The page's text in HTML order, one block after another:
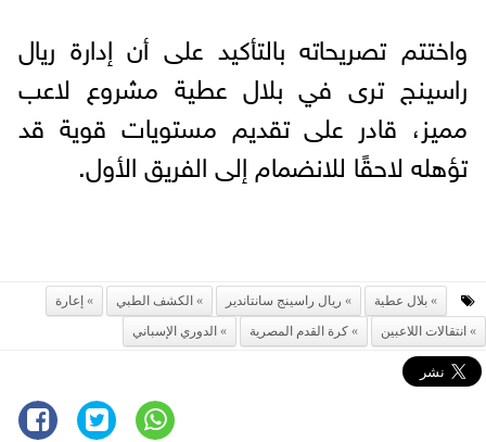
واختتم تصريحاته بالتأكيد على أن إدارة ريال
راسينج ترى في بلال عطية مشروع لاعب
مميز، قادر على تقديم مستويات قوية قد
تؤهله لاحقًا للانضمام إلى الفريق الأول.
بلال عطية ريال راسينج سانتاندير الكشف الطبي
إعارة
انتقالات اللاعبين
كرة القدم المصرية الدوري الإسباني